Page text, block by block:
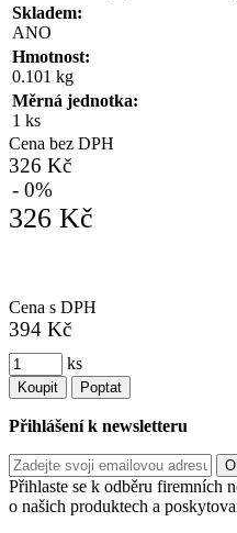
Skladem:
ANO
Hmotnost:
0.101 kg
Měrná jednotka:
1 ks
Cena bez DPH
326 Kč
- 0%
326 Kč
Cena s DPH
394 Kč
ks
Koupit Poptat
Přihlášení k newsletteru
Přihlaste se k odběru firemních
o našich produktech a